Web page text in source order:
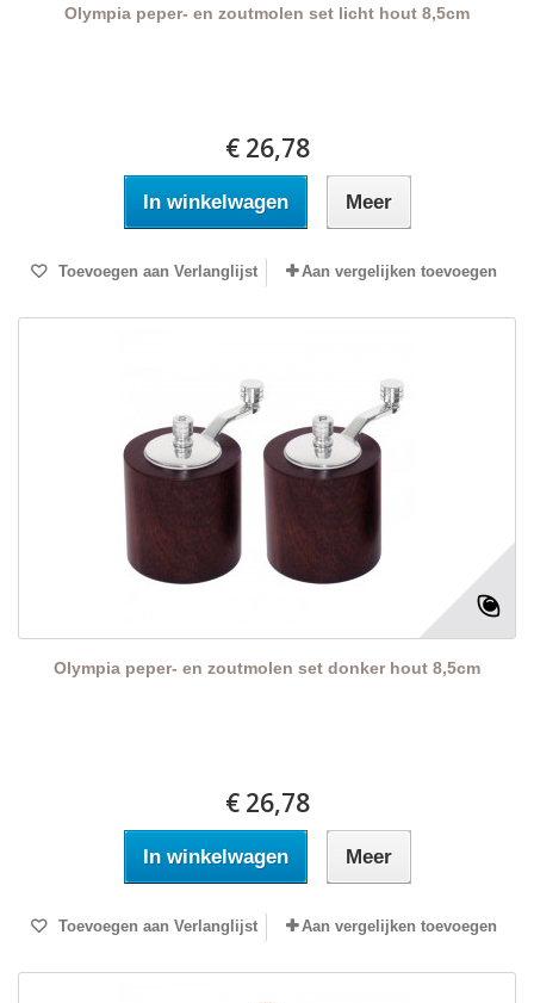
Olympia peper- en zoutmolen set licht hout 8,5cm
€ 26,78
In winkelwagen Meer
Toevoegen aan Verlanglijst Aan vergelijken toevoegen
Olympia peper- en zoutmolen set donker hout 8,5cm
€ 26,78
In winkelwagen Meer
Toevoegen aan Verlanglijst Aan vergelijken toevoegen